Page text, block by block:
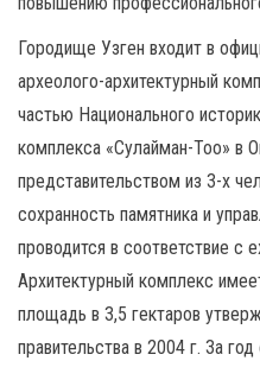
Городище Узген входит в
археолого-архитектурный
частью Национального
комплекса «Сулайман-Тоо» в
представительством из 3-х
сохранность памятника и
проводится в соответствие с
Архитектурный комплекс
площадь в 3,5 гектаров
правительства в 2004 г. За